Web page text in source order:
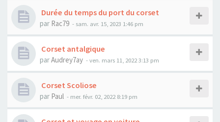
Durée du temps du port du corset
par Rac79 - sam. avr. 15, 2023 1:46 pm
Corset antalgique
parAudrey7ay - ven. mars 11, 2022 3:13 pm
Corset Scoliose
par Paul - mer. févr. 02, 2022 8:19 pm